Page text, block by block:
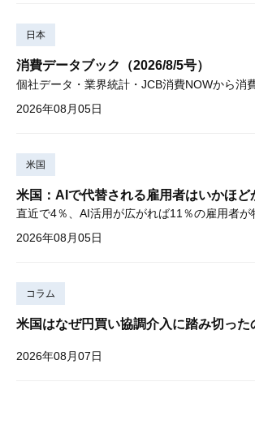
日本
消費データブック（2026/8/5号）
2026年08月05日
米国
米国：AIで代替される雇用者はいかほど
2026年08月05日
コラム
米国はなぜ円買い協調介入に踏み切った
2026年08月07日